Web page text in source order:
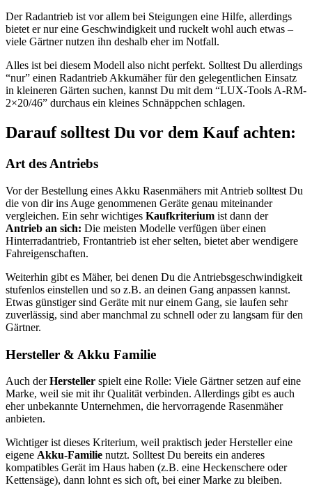
Der Radantrieb ist vor allem bei Steigungen eine Hilfe, allerdings
bietet er nur eine Geschwindigkeit und ruckelt wohl auch etwas –
viele Gärtner nutzen ihn deshalb eher im Notfall.
Alles ist bei diesem Modell also nicht perfekt. Solltest Du allerdings
“nur” einen Radantrieb Akkumäher für den gelegentlichen Einsatz
in kleineren Gärten suchen, kannst Du mit dem “LUX-Tools A-RM-
2×20/46” durchaus ein kleines Schnäppchen schlagen.
Darauf solltest Du vor dem Kauf achten:
Art des Antriebs
Vor der Bestellung eines Akku Rasenmähers mit Antrieb solltest Du
die von dir ins Auge genommenen Geräte genau miteinander
vergleichen. Ein sehr wichtiges Kaufkriterium ist dann der
Antrieb an sich: Die meisten Modelle verfügen über einen
Hinterradantrieb, Frontantrieb ist eher selten, bietet aber wendigere
Fahreigenschaften.
Weiterhin gibt es Mäher, bei denen Du die Antriebsgeschwindigkeit
stufenlos einstellen und so z.B. an deinen Gang anpassen kannst.
Etwas günstiger sind Geräte mit nur einem Gang, sie laufen sehr
zuverlässig, sind aber manchmal zu schnell oder zu langsam für den
Gärtner.
Hersteller & Akku Familie
Auch derHersteller spielt eine Rolle: Viele Gärtner setzen auf eine
Marke, weil sie mit ihr Qualität verbinden. Allerdings gibt es auch
eher unbekannte Unternehmen, die hervorragende Rasenmäher
anbieten.
Wichtiger ist dieses Kriterium, weil praktisch jeder Hersteller eine
eigene Akku-Familie nutzt. Solltest Du bereits ein anderes
kompatibles Gerät im Haus haben (z.B. eine Heckenschere oder
Kettensäge), dann lohnt es sich oft, bei einer Marke zu bleiben.